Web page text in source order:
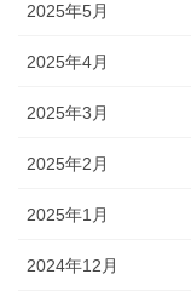
2025年5月
2025年4月
2025年3月
2025年2月
2025年1月
2024年12月